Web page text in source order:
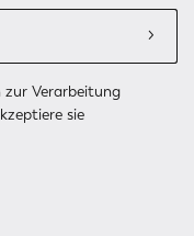
zur Verarbeitung
sie